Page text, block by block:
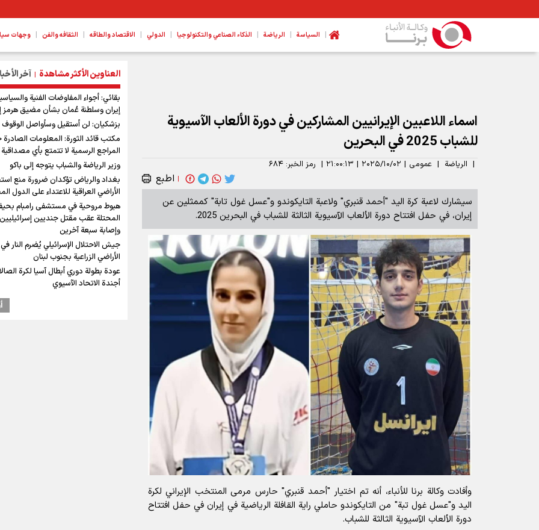
| السیاسة | الرياضة | الذكاء الصناعي والتكنولوجيا | الدولي | الاقتصاد والطاقه | الثقافه والفن | وجهات
اسماء اللاعبين الإيرانيين المشاركين في دورة الألعاب الآسيوية
للشباب 2025 في البحرين
| الرياضة | عمومی | ۲۰۲۵/۱۰/۰۲ | ۲۱:۰۰:۱۳ | رمز الخبر: ۶۸۴
| اطبع
سيشارك لاعبة كرة اليد "أحمد قنبري" ولاعبة التايكوندو و"عسل غول تابة" كممثلين عن
إيران، في حفل افتتاح دورة الألعاب الآسيوية الثالثة للشباب في البحرين 2025.
وأفادتوكالة برنا للأنباء، أنه تم اختيار "أحمد قنبري" حارس مرمى المنتخب الإيراني لكرة
اليد و"عسل غول تبة" من التايكوندو حاملي راية القافلة الرياضية في إيران في حفل افتتاح
دورة الألعاب الآسيوية الثالثة للشباب.
العناوين الأكثر مشاهدة | آخر
بقائي: أجواء المفاوضات الفنية
إيران وسلطنة عُمان بشأن مضيق هرمز
بزشكيان: لن أستقيل وسأواصل الوقوف
مكتب قائد الثورة: المعلومات الصادرة
المراجع الرسمية لا تتمتع بأي مصداقية
وزير الرياضة والشباب يتوجه إلى باكو
بغداد والرياض تؤكدان ضرورة منع
الأراضي العراقية للاعتداء على الدول
هبوط مروحية في مستشفى رامبام
المحتلة عقب مقتل جنديين إسرائيليين
وإصابة سبعة آخرين
جيش الاحتلال الإسرائيلي يُضرم النار في
الأراضي الزراعية بجنوب لبنان
عودة بطولة دوري أبطال آسيا لكرة
أجندة الاتحاد الآسيوي